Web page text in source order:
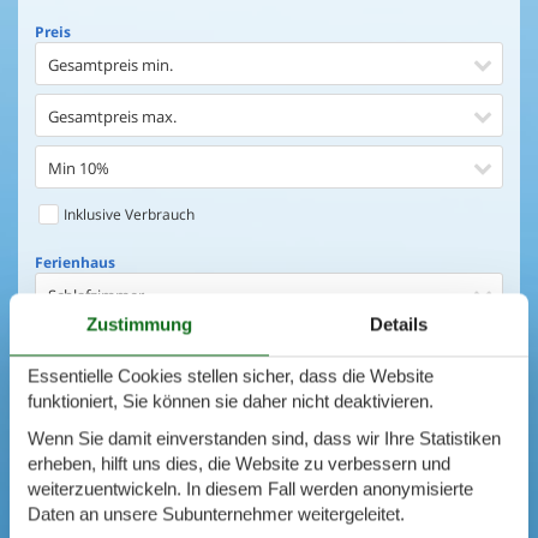
Preis
Gesamtpreis min.
Gesamtpreis max.
Min 10%
Inklusive Verbrauch
Ferienhaus
Schlafzimmer
0 Objekte
Suchen
Ferienhaus
Entfernung Einkaufen
Entfernung Wasser
Wasserblick
ERWEITERTE SUCHE
Zustimmung Details
Essentielle Cookies stellen sicher, dass die Website
funktioniert, Sie können sie daher nicht deaktivieren.
Wenn Sie damit einverstanden sind, dass wir Ihre Statistiken
erheben, hilft uns dies, die Website zu verbessern und
weiterzuentwickeln. In diesem Fall werden anonymisierte
Daten an unsere Subunternehmer weitergeleitet.